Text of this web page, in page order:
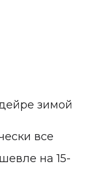
зимой
все
на 15-